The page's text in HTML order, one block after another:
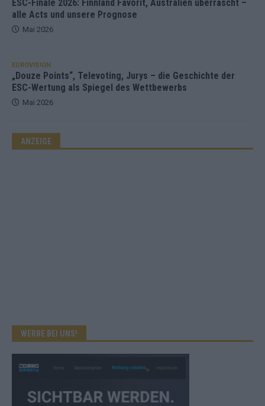
ESC-Finale 2026: Finnland Favorit, Australien überrascht –
alle Acts und unsere Prognose
Mai 2026
EUROVISION
„Douze Points“, Televoting, Jurys – die Geschichte der
ESC-Wertung als Spiegel des Wettbewerbs
Mai 2026
ANZEIGE
WERBE BEI UNS!